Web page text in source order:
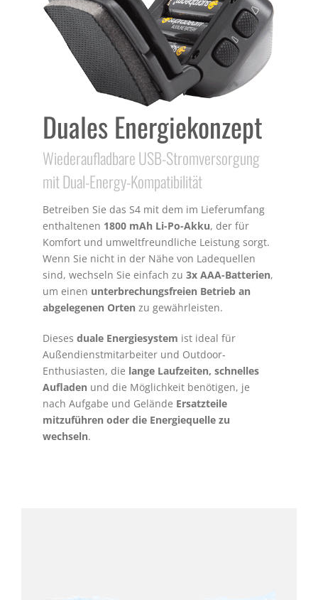
Duales Energiekonzept
Wiederaufladbare USB-Stromversorgung
mit Dual-Energy-Kompatibilität
Betreiben Sie das S4 mit dem im Lieferumfang
enthaltenen 1800 mAh Li-Po-Akku, der für
Komfort und umweltfreundliche Leistung sorgt.
Wenn Sie nicht in der Nähe von Ladequellen
sind, wechseln Sie einfach zu 3x AAA-Batterien,
um einen unterbrechungsfreien Betrieb an
abgelegenen Orten zu gewährleisten.
Dieses duale Energiesystem ist ideal für
Außendienstmitarbeiter und Outdoor-
Enthusiasten, die lange Laufzeiten, schnelles
Aufladen und die Möglichkeit benötigen, je
nach Aufgabe und Gelände Ersatzteile
mitzuführen oder die Energiequelle zu
wechseln.